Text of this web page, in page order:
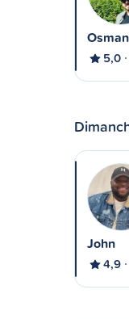
Osman
5,0
John
4,9